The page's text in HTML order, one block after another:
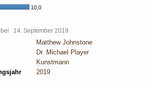
10,0
14. September 2019
Matthew Johnstone
Dr. Michael Player
Kunstmann
2019